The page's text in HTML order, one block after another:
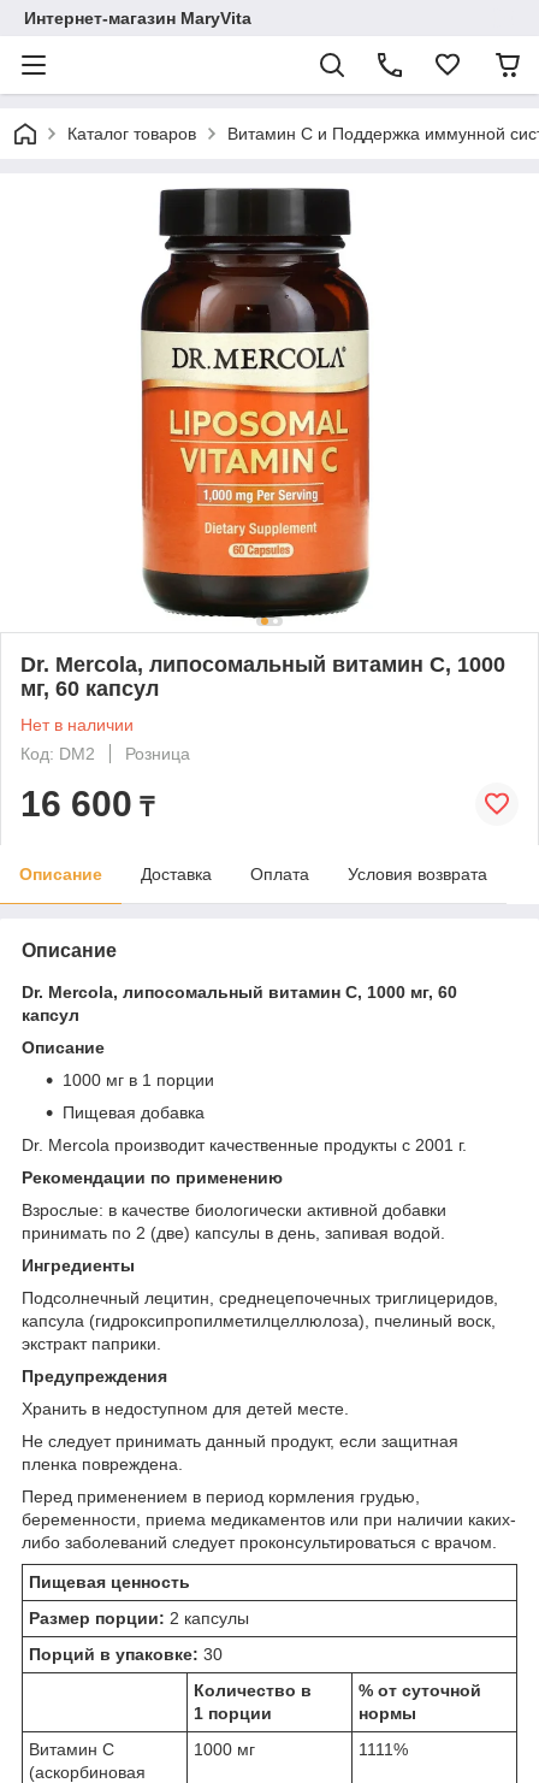
Интернет-магазин MaryVita
Каталог товаров Витамин С и Поддержка иммунной
Dr. Mercola, липосомальный витамин С, 1000
мг, 60 капсул
Нет в наличии
Код: DM2
Розница
16 600 ₸
Описание Доставка Оплата Условия возврата
Описание
Dr. Mercola, липосомальный витамин С, 1000 мг, 60
капсул
Описание
1000 мг в 1 порции
Пищевая добавка
Dr. Mercola производит качественные продукты с 2001 г.
Рекомендации по применению
Взрослые: в качестве биологически активной добавки
принимать по 2 (две) капсулы в день, запивая водой.
Ингредиенты
Подсолнечный лецитин, среднецепочечных триглицеридов,
капсула (гидроксипропилметилцеллюлоза), пчелиный воск,
экстракт паприки.
Предупреждения
Хранить в недоступном для детей месте.
Не следует принимать данный продукт, если защитная
пленка повреждена.
Перед применением в период кормления грудью,
беременности, приема медикаментов или при наличии каких-
либо заболеваний следует проконсультироваться с врачом.
Пищевая ценность
Размер порции: 2 капсулы
Порций в упаковке: 30
Количество в
1 порции
% от суточной
нормы
Витамин С
(аскорбиновая
1000 мг 1111%